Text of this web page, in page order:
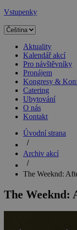
Vstupenky
Aktuality
Kalendář akcí
Pro návštěvníky
Pronájem
Kongresy &
Catering
Ubytování
O nás
Kontakt
Úvodní strana
Archiv akcí
The Weeknd:
The Weeknd: